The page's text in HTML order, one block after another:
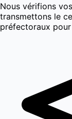
Nous vérifions
transmettons le
préfectoraux